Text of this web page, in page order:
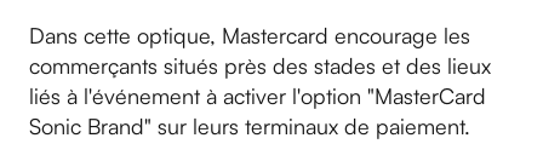
Dans cette optique, Mastercard encourage les
commerçants situés près des stades et des lieux
liés à l'événement à activer l'option "MasterCard
Sonic Brand" sur leurs terminaux de paiement.